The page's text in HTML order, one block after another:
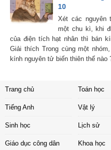
10
Xét các nguyên
một chu kì, khi
của điện tích hạt nhân thì bán
Giải thích Trong cùng một
kính nguyên tử biến thiên thế nào
Trang chủ Toán học
Tiếng Anh Vật lý
Sinh học Lịch sử
Giáo dục công dân Khoa học